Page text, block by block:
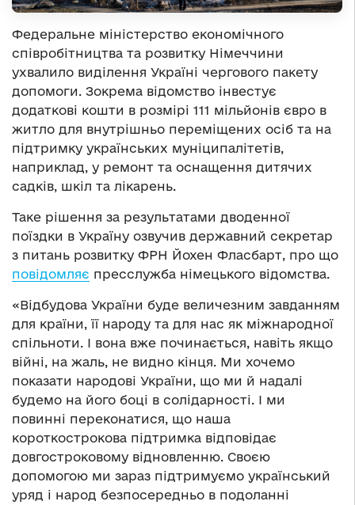
Федеральне міністерство економічного
співробітництва та розвитку Німеччини
ухвалило виділення Україні чергового пакету
допомоги. Зокрема відомство інвестує
додаткові кошти в розмірі 111 мільйонів євро в
житло для внутрішньо переміщених осіб та на
підтримку українських муніципалітетів,
наприклад, у ремонт та оснащення дитячих
садків, шкіл та лікарень.
Таке рішення за результатами дводенної
поїздки в Україну озвучив державний секретар
з питань розвитку ФРН Йохен Фласбарт, про що
повідомляє пресслужба німецького відомства.
«Відбудова України буде величезним завданням
для країни, її народу та для нас як міжнародної
спільноти. І вона вже починається, навіть якщо
війні, на жаль, не видно кінця. Ми хочемо
показати народові України, що ми й надалі
будемо на його боці в солідарності. І ми
повинні переконатися, що наша
короткострокова підтримка відповідає
довгостроковому відновленню. Своєю
допомогою ми зараз підтримуємо український
уряд і народ безпосередньо в подоланні